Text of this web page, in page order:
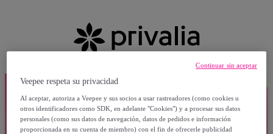
Veepee respeta su privacidad
Al aceptar, autoriza a Veepee y sus socios a usar rastreadores (como cookies u
otros identificadores como SDK, en adelante "Cookies") y a procesar sus datos
personales (como sus datos de navegación, datos de pedidos e información
proporcionada en su cuenta de miembro) con el fin de ofrecerle publicidad
Continuar sin aceptar